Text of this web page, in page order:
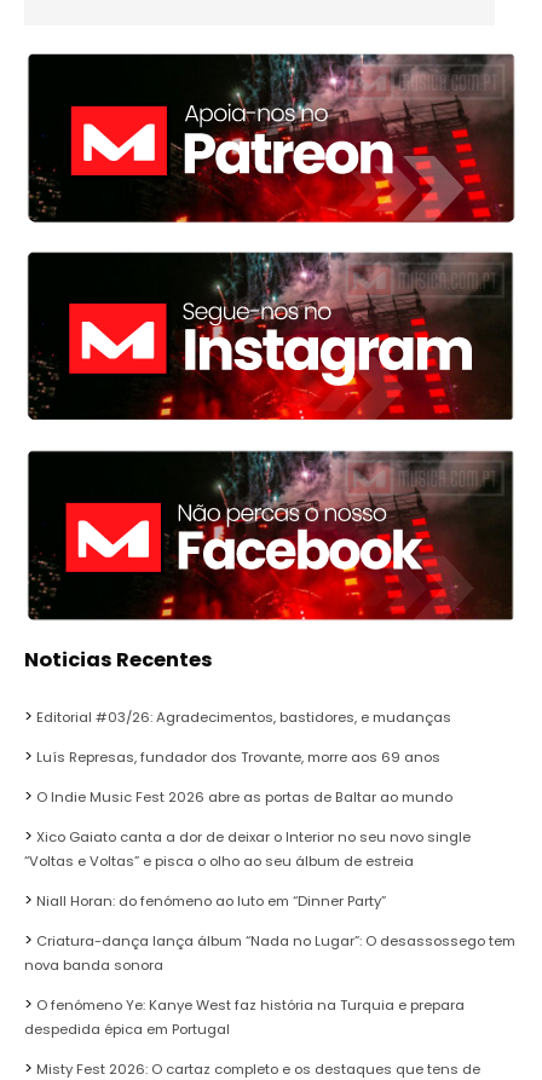
Noticias Recentes
Editorial #03/26: Agradecimentos, bastidores, e mudanças
Luís Represas, fundador dos Trovante, morre aos 69 anos
O Indie Music Fest 2026 abre as portas de Baltar ao mundo
Xico Gaiato canta a dor de deixar o Interior no seu novo single
“Voltas e Voltas” e pisca o olho ao seu álbum de estreia
Niall Horan: do fenómeno ao luto em “Dinner Party”
Criatura-dança lança álbum “Nada no Lugar”: O desassossego tem
nova banda sonora
O fenómeno Ye: Kanye West faz história na Turquia e prepara
despedida épica em Portugal
Misty Fest 2026: O cartaz completo e os destaques que tens de